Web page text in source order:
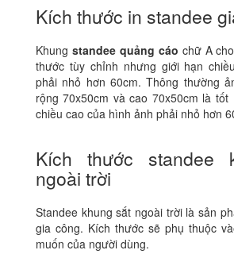
Kích thước in standee
Khung standee quảng cáo chữ A
thước tùy chỉnh nhưng giới hạn
phải nhỏ hơn 60cm. Thông thường
rộng 70x50cm và cao 70x50cm là
chiều cao của hình ảnh phải nhỏ hơn
Kích thước standee
ngoài trời
Standee khung sắt ngoài trời là sản
gia công. Kích thước sẽ phụ thuộc
muốn của người dùng.